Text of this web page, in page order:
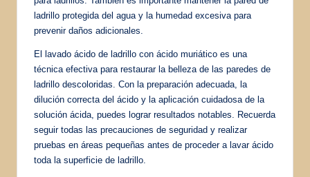
ladrillo protegida del agua y la humedad excesiva para
prevenir daños adicionales.
El lavado ácido de ladrillo con ácido muriático es una
técnica efectiva para restaurar la belleza de las paredes de
ladrillo descoloridas. Con la preparación adecuada, la
dilución correcta del ácido y la aplicación cuidadosa de la
solución ácida, puedes lograr resultados notables. Recuerda
seguir todas las precauciones de seguridad y realizar
pruebas en áreas pequeñas antes de proceder a lavar ácido
toda la superficie de ladrillo.